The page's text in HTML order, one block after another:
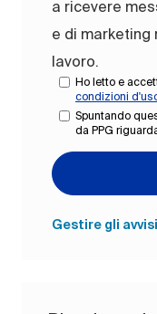
a ricevere
e di marketing
lavoro.
Ho letto e
condizioni
Spuntando
da PPG
Gestire gli avvisi